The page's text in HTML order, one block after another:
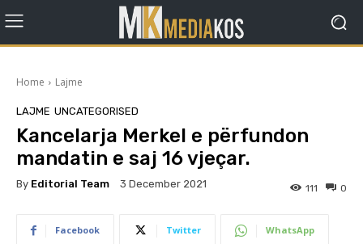
Home Lajme
LAJME UNCATEGORISED
Kancelarja Merkel e përfundon
mandatin e saj 16 vjeçar.
By Editorial Team 3 December 2021 0
111
Facebook Twitter WhatsApp